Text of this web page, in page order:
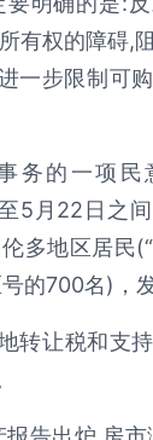
有权的障碍,
一步限制可
务的一项民
5月22日之
多地区居民
的700名)，
转让税和支